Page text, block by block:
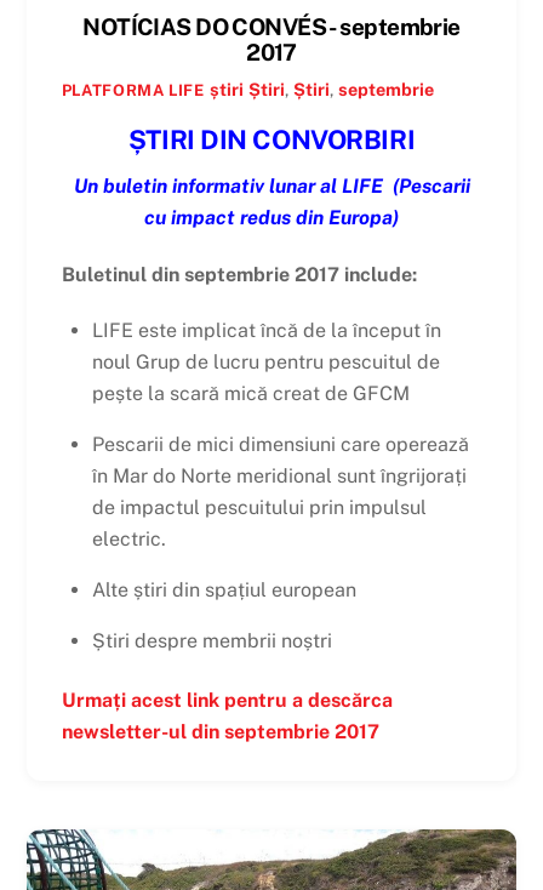
NOTÍCIAS DO CONVÉS - septembrie
2017
PLATFORMA LIFE știri Știri, Știri, septembrie
ȘTIRI DIN CONVORBIRI
Un buletin informativ lunar al LIFE (Pescarii
cu impact redus din Europa)
Buletinul din septembrie 2017 include:
LIFE este implicat încă de la început în
noul Grup de lucru pentru pescuitul de
pește la scară mică creat de GFCM
Pescarii de mici dimensiuni care operează
în Mar do Norte meridional sunt îngrijorați
de impactul pescuitului prin impulsul
electric.
Alte știri din spațiul european
Știri despre membrii noștri
Urmați acest link pentru a descărca
newsletter-ul din septembrie 2017